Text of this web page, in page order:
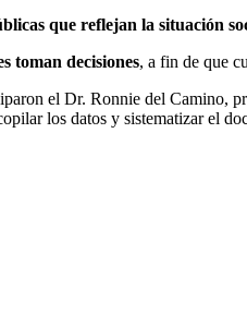
que reflejan la situación
toman decisiones, a fin de que
el Dr. Ronnie del Camino,
los datos y sistematizar el